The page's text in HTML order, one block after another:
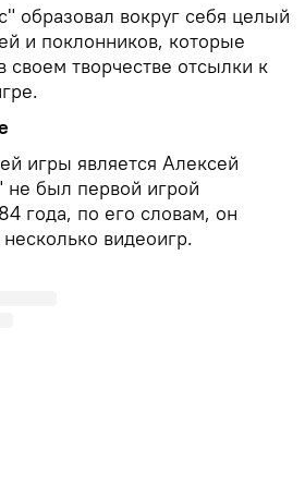
образовал вокруг себя целый
и поклонников, которые
своем творчестве отсылки к
игры является Алексей
не был первой игрой
года, по его словам, он
видеоигр.